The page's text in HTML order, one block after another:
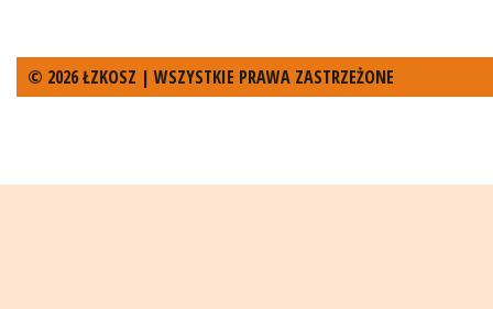
© 2026 ŁZKOSZ | WSZYSTKIE PRAWA ZASTRZEŻONE